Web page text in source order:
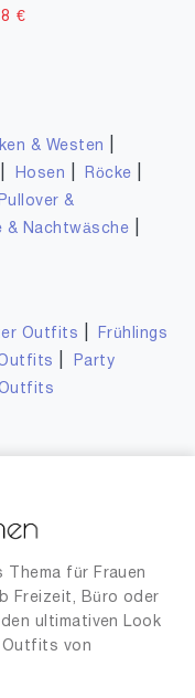
€
& Westen
Hosen Röcke
Pullover &
& Nachtwäsche
Outfits
Frühlings
Party
Thema für Frauen
Freizeit, Büro oder
ultimativen Look
Outfits von